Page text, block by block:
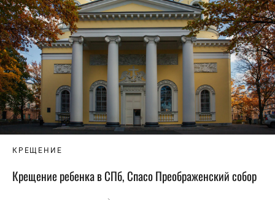
КРЕЩЕНИЕ
Крещение ребенка в СПб, Спасо Преображенский собор